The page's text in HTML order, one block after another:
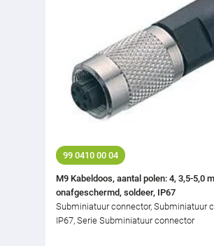
99 0410 00 04
M9 Kabeldoos, aantal polen: 4, 3,5-5,0
onafgeschermd, soldeer, IP67
Subminiatuur connector, Subminiatuur
IP67, Serie Subminiatuur connector